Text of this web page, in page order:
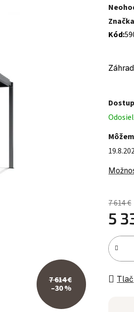
Kód:
7 614 €
5
Tlač
7 614 €
–30 %